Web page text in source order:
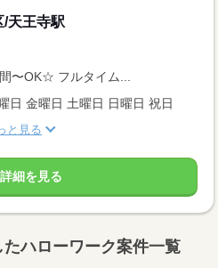
/天王寺駅
〜OK☆ フルタイム...
日 金曜日 土曜日 日曜日 祝日
と見る
細を見る
ハローワーク案件一覧